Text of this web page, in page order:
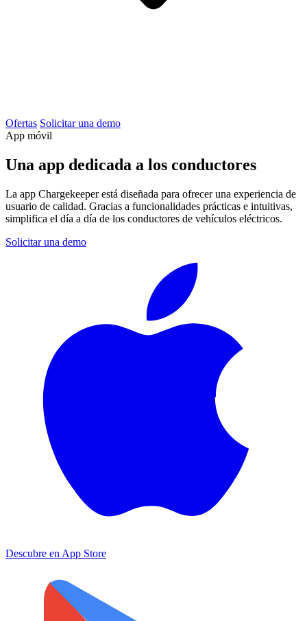
Ofertas Solicitar una demo
App móvil
Una app dedicada a los conductores
La app Chargekeeper está diseñada para ofrecer una experiencia de
usuario de calidad. Gracias a funcionalidades prácticas e intuitivas,
simplifica el día a día de los conductores de vehículos eléctricos.
Solicitar una demo
Descubre en App Store